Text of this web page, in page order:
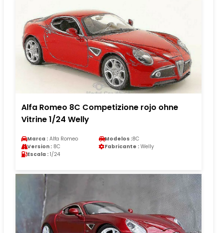
Alfa Romeo 8C Competizione rojo ohne
Vitrine 1/24 Welly
Marca : Alfa Romeo Modelos :8C
Version : 8C Fabricante : Welly
Escala : 1/24